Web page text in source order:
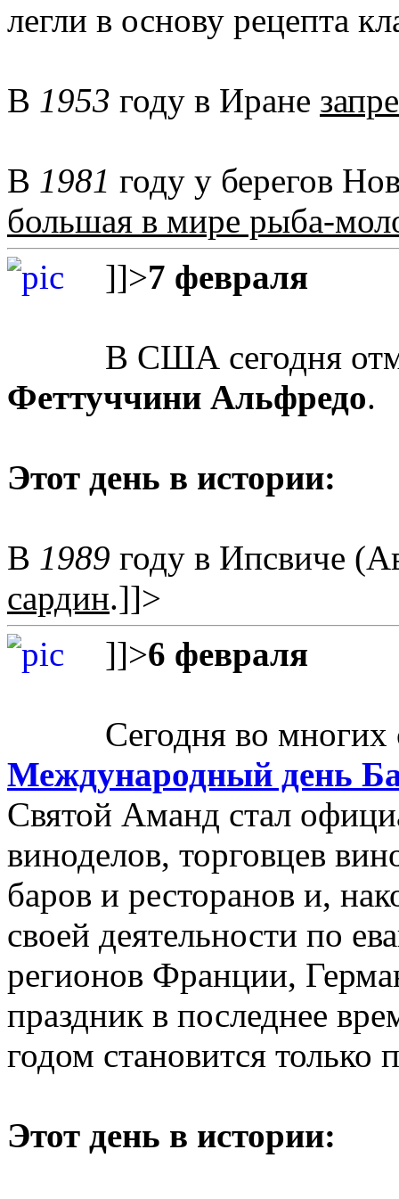
легли в основу рецепта
В 1953 году в Иране
В 1981 году у берегов
большая в мире рыба-
]]>7 февраля
В США сегодня
Феттуччини Альфредо.
Этот день в истории:
В 1989 году в Ипсвиче
сардин.]]>
]]>6 февраля
Сегодня во многих
Международный день
Святой Аманд стал
виноделов, торговцев
баров и ресторанов и,
своей деятельности по
регионов Франции,
праздник в последнее
годом становится только
Этот день в истории: